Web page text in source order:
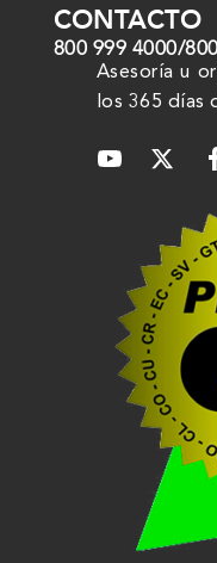
CONTACTO
800 999 4000/
Asesoría u
los 365 días